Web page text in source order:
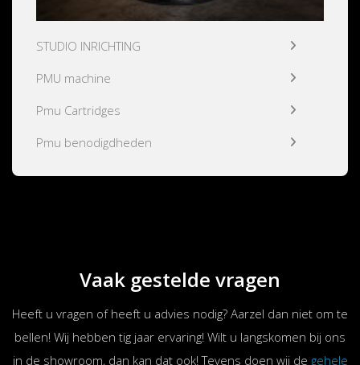
STUDIO INRICHTING
PMU machine
Pmu Cartridges
Pmu benodigdheden
Vaak gestelde vragen
Heeft u vragen of heeft u advies nodig? Aarzel dan niet om te
bellen! Wij hebben tig jaar ervaring! Wilt u langskomen bij ons
in de showroom, dan kan dat ook! Tevens doen wij de gehele